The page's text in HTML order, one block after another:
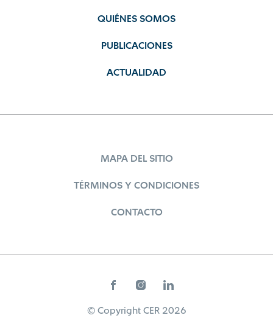
QUIÉNES SOMOS
PUBLICACIONES
ACTUALIDAD
MAPA DEL SITIO
TÉRMINOS Y CONDICIONES
CONTACTO
© Copyright CER 2026